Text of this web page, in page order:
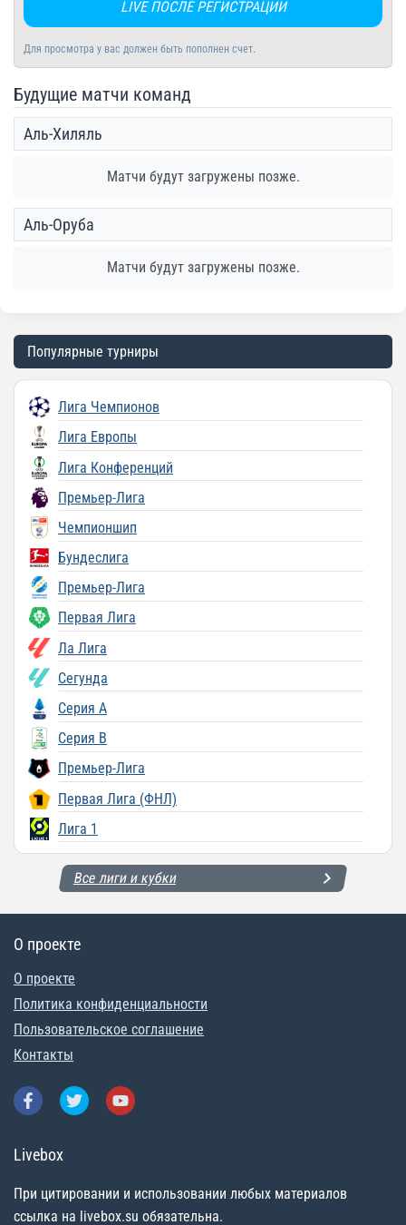
LIVE ПОСЛЕ РЕГИСТРАЦИИ
Для просмотра у вас должен быть пополнен счет.
Будущие матчи команд
Аль-Хиляль
Матчи будут загружены позже.
Аль-Оруба
Матчи будут загружены позже.
Популярные турниры
Лига Чемпионов
Лига Европы
Лига Конференций
Премьер-Лига
Чемпионшип
Бундеслига
Премьер-Лига
Первая Лига
Ла Лига
Сегунда
Серия A
Серия B
Премьер-Лига
Первая Лига (ФНЛ)
Лига 1
Все лиги и кубки
О проекте
О проекте
Политика конфиденциальности
Пользовательское соглашение
Контакты
Livebox
При цитировании и использовании любых материалов
ссылка на livebox.su обязательна.